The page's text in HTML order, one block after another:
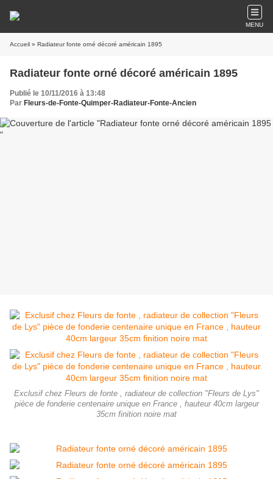
MENU
Accueil » Radiateur fonte orné décoré américain 1895
Radiateur fonte orné décoré américain 1895
Publié le 10/11/2016 à 13:48
Par Fleurs-de-Fonte-Quimper-Radiateur-Fonte-Ancien
Exclusif chez Fleurs de fonte , radiateur de collection "Fleurs de Lys"
pièce de fonderie centenaire unique en France , hauteur 40cm largeur
35cm finition noire mat